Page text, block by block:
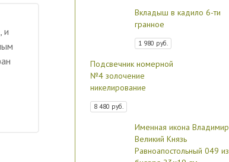
и
Вкладыш в кадило 6-ти
гранное
1 980 руб.
Подсвечник номерной
№4 золочение
никелирование
8 480 руб.
Именная икона Владимир
Великий Князь
Равноапостольный 049 из